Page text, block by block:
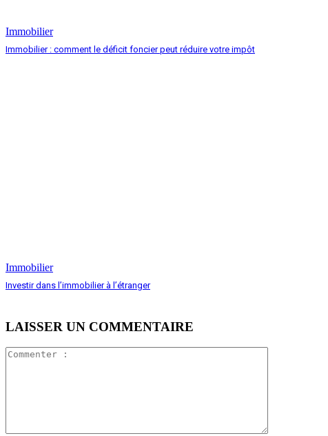
Immobilier
Immobilier : comment le déficit foncier peut réduire votre impôt
Immobilier
Investir dans l’immobilier à l’étranger
LAISSER UN COMMENTAIRE